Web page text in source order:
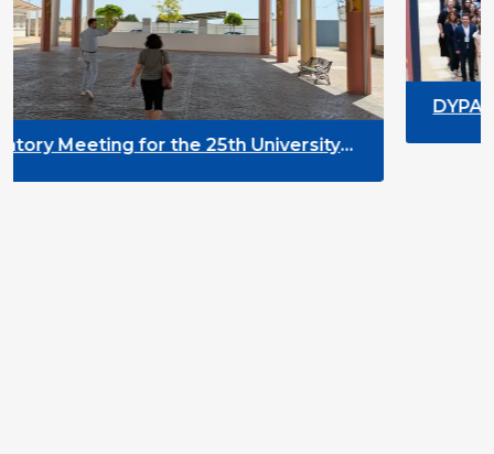
University
DYPALL Network at ALDA
2026 in Malta